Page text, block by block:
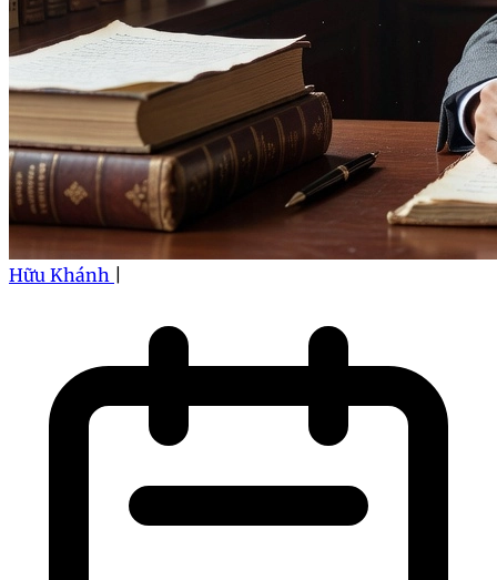
Hữu Khánh